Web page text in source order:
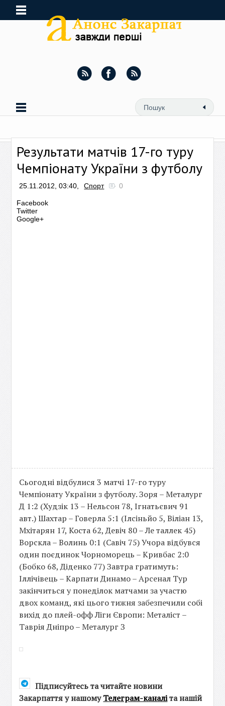
Результати матчів 17-го туру
Чемпіонату України з футболу
25.11.2012, 03:40, Спорт 0
Facebook
Twitter
Google+
Сьогодні відбулися 3 матчі 17-го туру
Чемпіонату України з футболу. Зоря – Металург
Д 1:2 (Худзік 13 – Нельсон 78, Ігнатьєвич 91
авт.) Шахтар – Говерла 5:1 (Ілсіньйо 5, Віліан 13,
Мхітарян 17, Коста 62, Девіч 80 – Ле таллек 45)
Ворскла – Волинь 0:1 (Савіч 75) Учора відбувся
один поєдинок Чорноморець – Кривбас 2:0
(Бобко 68, Діденко 77) Завтра гратимуть:
Іллічівець – Карпати Динамо – Арсенал Тур
закінчиться у понеділок матчами за участю
двох команд, які цього тижня забезпечили собі
вихід до плей-офф Ліги Європи: Металіст –
Таврія Дніпро – Металург З
Підписуйтесь та читайте новини
Закарпаття у нашомуТелеграм-каналіта нашій